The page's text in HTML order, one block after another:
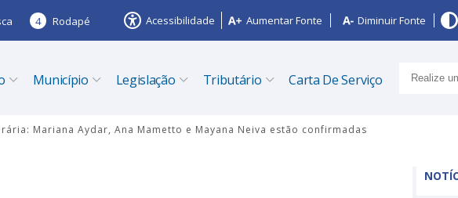
4 Rodapé Acessibilidade Aumentar Fonte Diminuir Fonte
Município Legislação Tributário Carta De Serviço
Mariana Aydar, Ana Mametto e Mayana Neiva estão confirmadas